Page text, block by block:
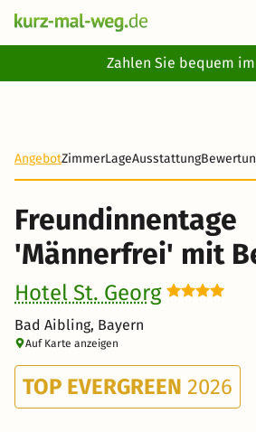
Zahlen Sie bequem
AngebotZimmerLageAusstattung
Freundinnentage
'Männerfrei' mit
Hotel St. Georg
Bad Aibling, Bayern
Auf Karte anzeigen
TOP EVERGREEN 2026